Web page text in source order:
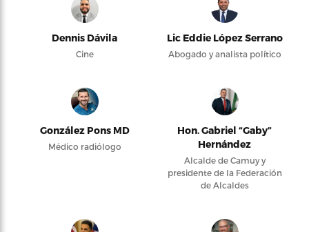
Dennis Dávila
Cine
Lic Eddie López Serrano
Abogado y analista político
González Pons MD
Médico radiólogo
Hon. Gabriel “Gaby”
Hernández
Alcalde de Camuy y
presidente de la Federación
de Alcaldes